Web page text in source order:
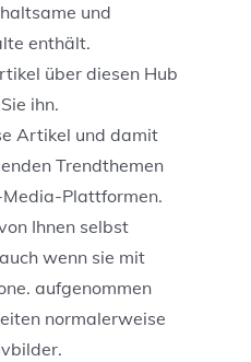
und
enthält.
über diesen Hub
ihn.
Artikel und damit
Trendthemen
Plattformen.
Ihnen selbst
wenn sie mit
aufgenommen
normalerweise